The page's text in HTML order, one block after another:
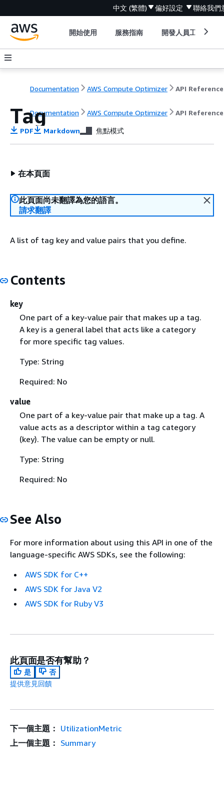
中文 (繁體) 偏好設定 聯絡我們
開始使用 服務指南 開發人員工具
Documentation AWS Compute Optimizer API Reference
Documentation AWS Compute Optimizer API Reference
Tag
PDF Markdown 焦點模式
在本頁面
此頁面尚未翻譯為您的語言。
請求翻譯
A list of tag key and value pairs that you define.
Contents
key
One part of a key-value pair that makes up a tag.
A key is a general label that acts like a category
for more specific tag values.
Type: String
Required: No
value
One part of a key-value pair that make up a tag. A
value acts as a descriptor within a tag category
(key). The value can be empty or null.
Type: String
Required: No
See Also
For more information about using this API in one of the
language-specific AWS SDKs, see the following:
AWS SDK for C++
AWS SDK for Java V2
AWS SDK for Ruby V3
此頁面是否有幫助？
是
否
提供意見回饋
下一個主題： UtilizationMetric
上一個主題： Summary